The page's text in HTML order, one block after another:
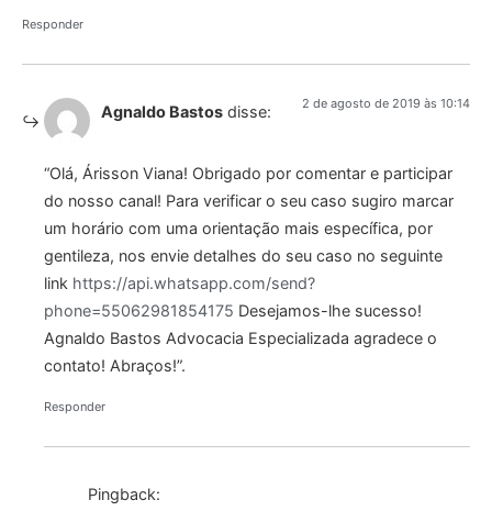
Responder
Agnaldo Bastos disse: 2 de agosto de 2019 às 10:14
“Olá, Árisson Viana! Obrigado por comentar e participar
do nosso canal! Para verificar o seu caso sugiro marcar
um horário com uma orientação mais específica, por
gentileza, nos envie detalhes do seu caso no seguinte
link https://api.whatsapp.com/send?
phone=55062981854175 Desejamos-lhe sucesso!
Agnaldo Bastos Advocacia Especializada agradece o
contato! Abraços!”.
Responder
Pingback: